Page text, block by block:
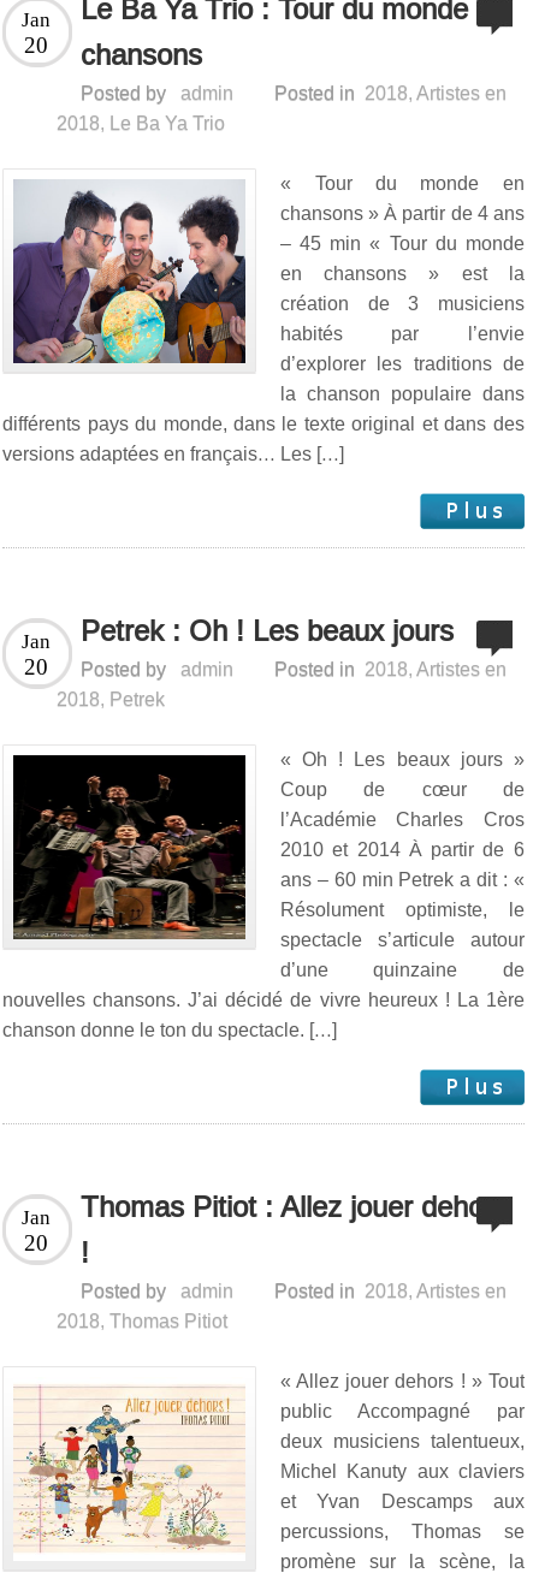
Le Ba Ya Trio : Tour du monde en
chansons
Jan
20
Posted by admin Posted in 2018,Artistes en
2018, Le Ba Ya Trio
« Tour du monde en
chansons » À partir de 4 ans
– 45 min « Tour du monde
en chansons » est la
création de 3 musiciens
habités par l’envie
d’explorer les traditions de
la chanson populaire dans
différents pays du monde, dans le texte original et dans des
versions adaptées en français… Les […]
Petrek : Oh ! Les beaux jours
Jan
20 Posted by admin Posted in 2018,Artistes en
2018, Petrek
« Oh ! Les beaux jours »
Coup de cœur de
l’Académie Charles Cros
2010 et 2014 À partir de 6
ans – 60 min Petrek a dit : «
Résolument optimiste, le
spectacle s’articule autour
d’une quinzaine de
nouvelles chansons. J’ai décidé de vivre heureux ! La 1ère
chanson donne le ton du spectacle. […]
Thomas Pitiot : Allez jouer dehors
!
Jan
20
Posted by admin Posted in 2018,Artistes en
2018,Thomas Pitiot
« Allez jouer dehors ! » Tout
public Accompagné par
deux musiciens talentueux,
Michel Kanuty aux claviers
et Yvan Descamps aux
percussions, Thomas se
promène sur la scène, la